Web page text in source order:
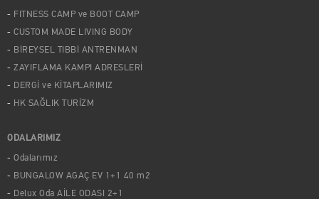
FITNESS CAMP ve BOOT CAMP
CUSTOM MADE LIVING BODY
BİREYSEL TIBBİ ANTRENMAN
ZAYIFLAMA KAMPI ADRESLERİ
DERGİ ve KİTAPLARIMIZ
HK SAĞLIK TURİZM
ODALARIMIZ
Odalarımız
BUNGALOW AGAÇ EV 1+1 40 m2
Delux Oda AİLE ODASI 2+1